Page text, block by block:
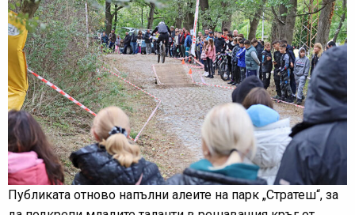
Публиката отново напълни алеите на парк „Стратеш“, за